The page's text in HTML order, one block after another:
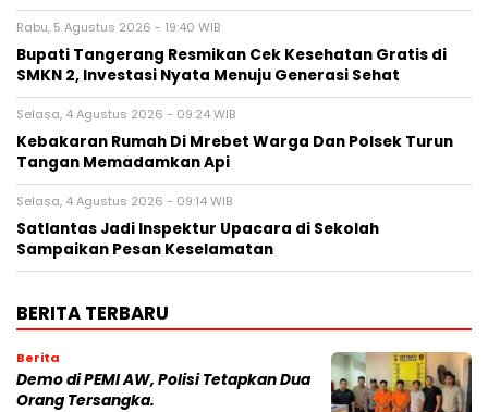
Rabu, 5 Agustus 2026 - 19:40 WIB
‎Bupati Tangerang Resmikan Cek Kesehatan Gratis di
SMKN 2, Investasi Nyata Menuju Generasi Sehat
Selasa, 4 Agustus 2026 - 09:24 WIB
Kebakaran Rumah Di Mrebet Warga Dan Polsek Turun
Tangan Memadamkan Api
Selasa, 4 Agustus 2026 - 09:14 WIB
Satlantas Jadi Inspektur Upacara di Sekolah
Sampaikan Pesan Keselamatan
BERITA TERBARU
Berita
Demo di PEMI AW, Polisi Tetapkan Dua
Orang Tersangka.